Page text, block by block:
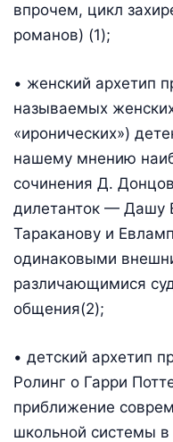
впрочем, цикл
романов) (1);
• женский архетип
называемых
«иронических»)
нашему мнению
сочинения Д.
дилетанток — Дашу
Тараканову и
одинаковыми
различающимися
общения(2);
• детский архетип
Ролинг о Гарри
приближение
школьной системы в